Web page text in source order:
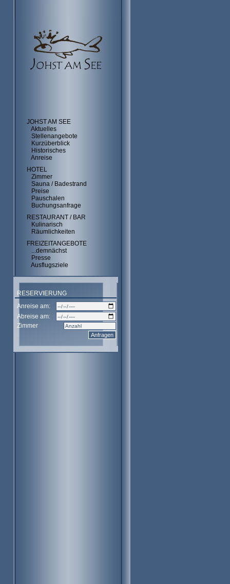
JOHST AM SEE
Aktuelles
Stellenangebote
Kurzüberblick
Historisches
Anreise
HOTEL
Zimmer
Sauna / Badestrand
Preise
Pauschalen
Buchungsanfrage
RESTAURANT / BAR
Kulinarisch
Räumlichkeiten
FREIZEITANGEBOTE
...demnächst
Presse
Ausflugsziele
RESERVIERUNG
Anreise am:
Abreise am:
Zimmer